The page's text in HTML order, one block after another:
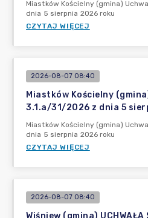
Miastków Kościelny (gmina)
dnia 5 sierpnia 2026 roku
CZYTAJ WIĘCEJ
2026-08-07 08:40
Miastków Kościelny
3.1.a/31/2026 z dnia 5
Miastków Kościelny (gmina)
dnia 5 sierpnia 2026 roku
CZYTAJ WIĘCEJ
2026-08-07 08:40
Wiśniew (gmina)